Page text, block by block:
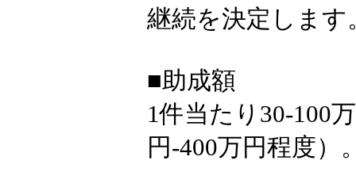
継続を決定します
■助成額
1件当たり30-100
円-400万円程度）